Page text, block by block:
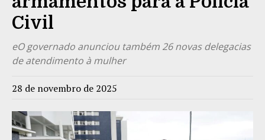
Civil
eO governado anunciou também 26 novas delegacias
de atendimento à mulher
28 de novembro de 2025